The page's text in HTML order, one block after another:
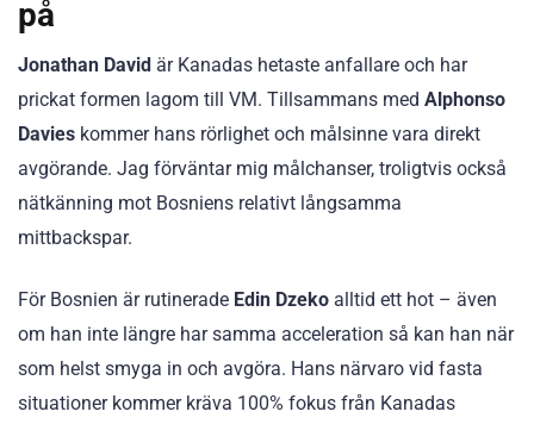
på
Jonathan David är Kanadas hetaste anfallare och har
prickat formen lagom till VM. Tillsammans med Alphonso
Davies kommer hans rörlighet och målsinne vara direkt
avgörande. Jag förväntar mig målchanser, troligtvis också
nätkänning mot Bosniens relativt långsamma
mittbackspar.
För Bosnien är rutinerade Edin Dzeko alltid ett hot – även
om han inte längre har samma acceleration så kan han när
som helst smyga in och avgöra. Hans närvaro vid fasta
situationer kommer kräva 100% fokus från Kanadas